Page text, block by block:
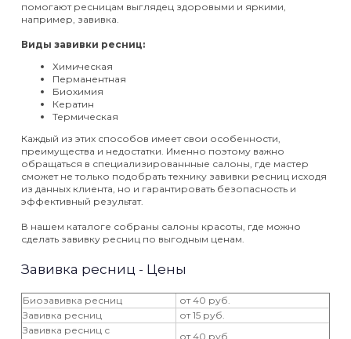
помогают ресницам выглядец здоровыми и яркими,
например, завивка.
Виды завивки ресниц:
Химическая
Перманентная
Биохимия
Кератин
Термическая
​Каждый из этих способов имеет свои особенности,
преимущества и недостатки. Именно поэтому важно
обращаться в специализированнные салоны, где мастер
сможет не только подобрать технику завивки ресниц исходя
из данных клиента, но и гарантировать безопасность и
эффективный результат.
В нашем каталоге собраны салоны красоты, где можно
сделать завивку ресниц по выгодным ценам.
Завивка ресниц - Цены
Биозавивка ресниц
от 40 руб.
Завивка ресниц
от 15 руб.
Завивка ресниц с
от 40 руб.